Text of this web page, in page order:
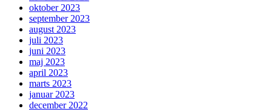
oktober 2023
september 2023
august 2023
juli 2023
juni 2023
maj 2023
april 2023
marts 2023
januar 2023
december 2022